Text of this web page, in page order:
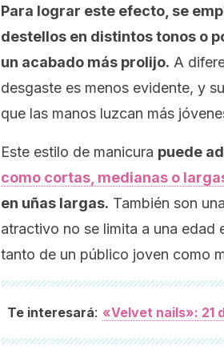
Para lograr este efecto, se
destellos en distintos tonos o
un acabado más prolijo. A
desgaste es menos evidente, y
que las manos luzcan más
Este estilo de manicura puede
como cortas, medianas o
en uñas largas. También son
atractivo no se limita a una
tanto de un público joven como
Te interesará: «Velvet nails»: 21